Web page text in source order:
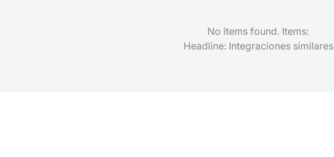
No items found. Items:
Headline: Integraciones similares